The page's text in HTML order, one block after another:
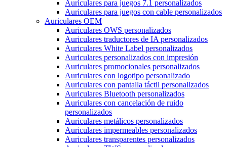
Auriculares para juegos 7.1 personalizados
Auriculares para juegos con cable personalizados
Auriculares OEM
Auriculares OWS personalizados
Auriculares traductores de IA personalizados
Auriculares White Label personalizados
Auriculares personalizados con impresión
Auriculares promocionales personalizados
Auriculares con logotipo personalizado
Auriculares con pantalla táctil personalizados
Auriculares Bluetooth personalizados
Auriculares con cancelación de ruido
personalizados
Auriculares metálicos personalizados
Auriculares impermeables personalizados
Auriculares transparentes personalizados